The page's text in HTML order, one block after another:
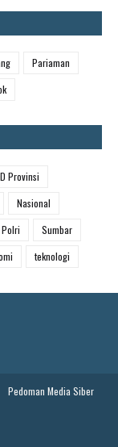
Pariaman
Provinsi
Nasional
Polri
Sumbar
teknologi
Pedoman Media Siber